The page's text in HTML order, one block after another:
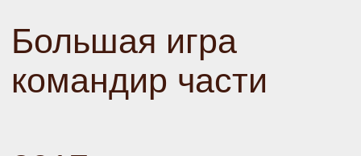
Большая игра
командир части